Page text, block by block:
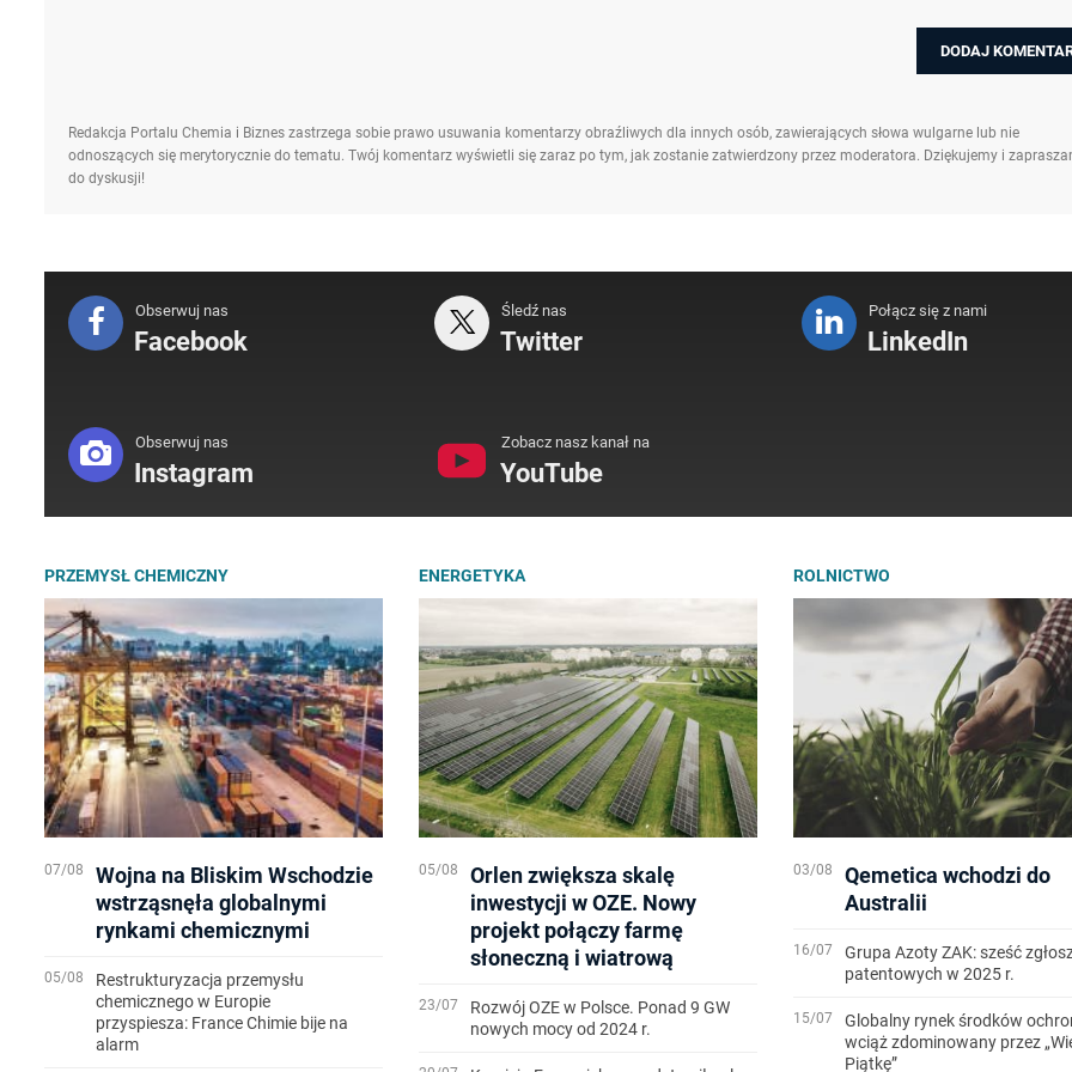
Redakcja Portalu Chemia i Biznes zastrzega sobie prawo usuwania komentarzy obraźliwych dla innych osób, zawierających słowa wulgarne lub nie
odnoszących się merytorycznie do tematu. Twój komentarz wyświetli się zaraz po tym, jak zostanie zatwierdzony przez moderatora. Dziękujemy i
do dyskusji!
Obserwuj nas
Facebook
Śledź nas
Twitter
Połącz się z nami
LinkedIn
Obserwuj nas
Instagram
Zobacz nasz kanał na
YouTube
PRZEMYSŁ CHEMICZNY
07/08
Wojna na Bliskim Wschodzie
wstrząsnęła globalnymi
rynkami chemicznymi
05/08
Restrukturyzacja przemysłu
chemicznego w Europie
przyspiesza: France Chimie bije na
alarm
ENERGETYKA
05/08
Orlen zwiększa skalę
inwestycji w OZE. Nowy
projekt połączy farmę
słoneczną i wiatrową
23/07
Rozwój OZE w Polsce. Ponad 9 GW
nowych mocy od 2024 r.
ROLNICTWO
03/08
Qemetica wchodzi do
Australii
16/07
Grupa Azoty ZAK: sześć
patentowych w 2025 r.
15/07
Globalny rynek środków
wciąż zdominowany przez
Piątkę”